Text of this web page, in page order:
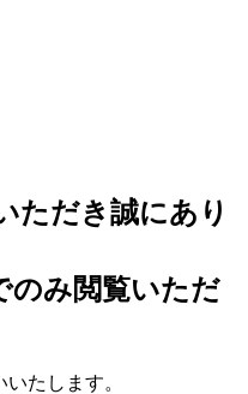
ただき誠にあり
のみ閲覧いただ
たします。